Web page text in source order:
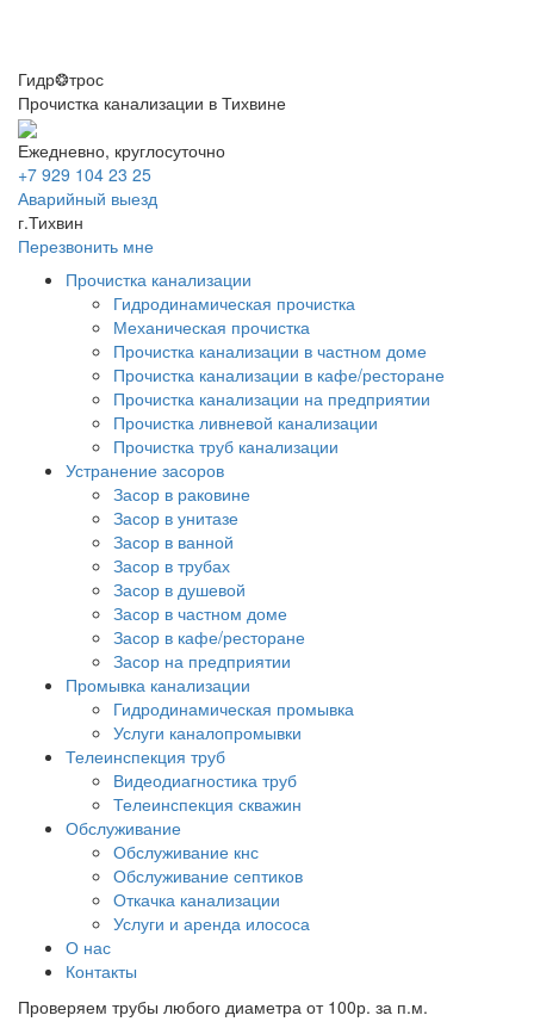
Гидр❂трос
Прочистка канализации в Тихвине
Ежедневно, круглосуточно
+7 929 104 23 25
Аварийный выезд
г.Тихвин
Перезвонить мне
Прочистка канализации
Гидродинамическая прочистка
Механическая прочистка
Прочистка канализации в частном доме
Прочистка канализации в кафе/ресторане
Прочистка канализации на предприятии
Прочистка ливневой канализации
Прочистка труб канализации
Устранение засоров
Засор в раковине
Засор в унитазе
Засор в ванной
Засор в трубах
Засор в душевой
Засор в частном доме
Засор в кафе/ресторане
Засор на предприятии
Промывка канализации
Гидродинамическая промывка
Услуги каналопромывки
Телеинспекция труб
Видеодиагностика труб
Телеинспекция скважин
Обслуживание
Обслуживание кнс
Обслуживание септиков
Откачка канализации
Услуги и аренда илососа
О нас
Контакты
Проверяем трубы любого диаметра от 100р. за п.м.